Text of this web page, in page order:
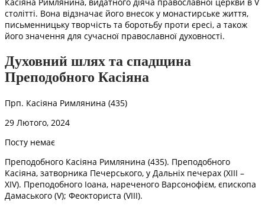
столітті. Вона відзначає його внесок у монастирське життя,
письменницьку творчість та боротьбу проти єресі, а також
його значення для сучасної православної духовності.
Духовний шлях та спадщина
Преподобного Касіяна
Прп. Касіяна Римлянина (435)
29 Лютого, 2024
Посту немає
Преподобного Касіяна Римлянина (435). Преподобного
Касіяна, затворника Печерського, у Дальніх печерах (XIII –
ХІV). Преподобного Іоана, нареченого Варсонофієм, єпископа
Дамаського (V); Феокториста (VІІІ).